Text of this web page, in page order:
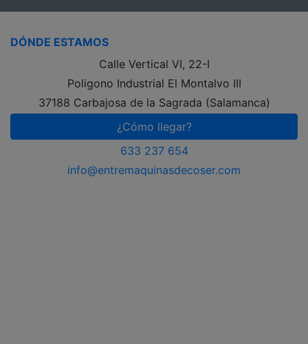
DÓNDE ESTAMOS
Calle Vertical VI, 22-I
Poligono Industrial El Montalvo III
37188 Carbajosa de la Sagrada (Salamanca)
¿Cómo llegar?
633 237 654
info@entremaquinasdecoser.com